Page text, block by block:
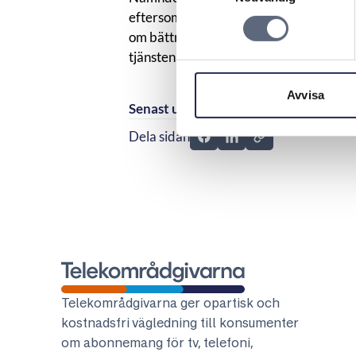
Avvisa
eftersom konsumenten gör gällande
om bättre hastighet än vad som
tjänsten var felaktig och
Senast uppdaterad:
Dela sidan
Dela sidan på Facebook
Dela sidan på Linkedin
Telekområdgivarna
Telekområdgivarna ger opartisk och
kostnadsfri vägledning till konsumenter
om abonnemang för tv, telefoni,